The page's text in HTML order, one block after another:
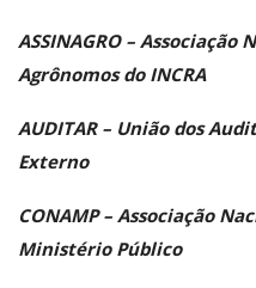
ASSINAGRO – Associação
Agrônomos do INCRA
AUDITAR – União dos
Externo
CONAMP – Associação
Ministério Público